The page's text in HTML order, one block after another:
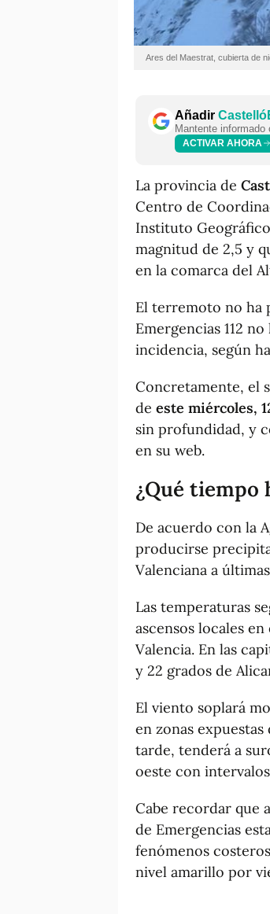
Ares del Maestrat, cubierta de
Añadir
Mantente
ACTIVAR AHORA
La provincia de
Centro de
Instituto
magnitud de 2,5 y
en la comarca del
El terremoto no ha
Emergencias 112
incidencia, según
Concretamente, el
de este miércoles,
sin profundidad, y
en su web.
¿Qué tiempo
De acuerdo con la
producirse
Valenciana a
Las temperaturas
ascensos locales
Valencia. En las
y 22 grados de
El viento soplará
en zonas
tarde, tenderá a
oeste con
Cabe recordar que
de Emergencias
fenómenos
nivel amarillo por